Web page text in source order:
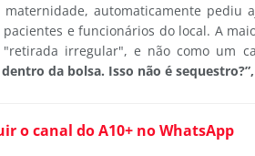
automaticamente pediu
e funcionários do local. A
irregular", e não como um
da bolsa. Isso não é
o canal do A10+ no WhatsApp